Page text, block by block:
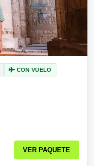
CON VUELO
VER PAQUETE